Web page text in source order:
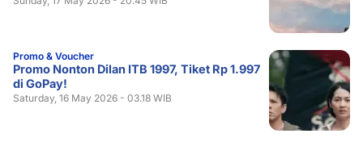
Promo & Voucher
Promo Nonton Dilan ITB 1997, Tiket Rp 1.997
di GoPay!
Saturday, 16 May 2026 - 03.18 WIB